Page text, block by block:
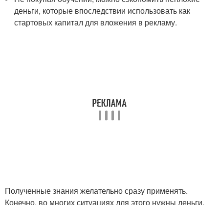
деньги, которые впоследствии использовать как
стартовых капитал для вложения в рекламу.
Полученные знания желательно сразу применять.
Конечно, во многих ситуациях для этого нужны деньги,